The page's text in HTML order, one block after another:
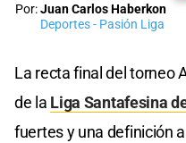
Por:Juan Carlos Haberkon
Deportes - Pasión Liga
La recta final del torneo
de la Liga Santafesina
fuertes y una definición